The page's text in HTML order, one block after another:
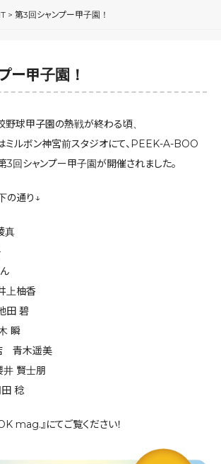
> 第3回シャンプー甲子園！
ー甲子園！
球甲子園の熱戦が終わる頃、
ルボン神宮前スタジオにて、PEEK-A-BOO
3回シャンプー甲子園が開催されました。
の通り↓
真
上柚香
田 碧
瞬
青木遥美
賢士朋
稔
mag.』にてご覧ください！